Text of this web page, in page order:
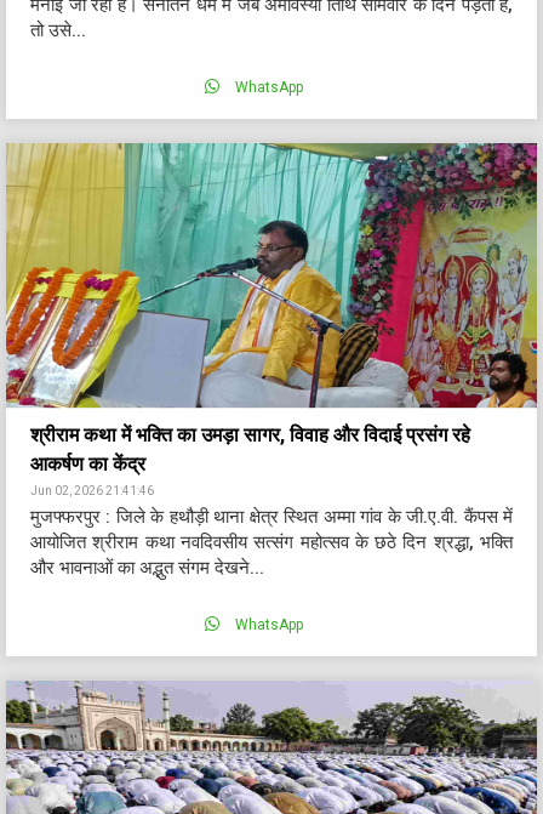
मनाई जा रही है। सनातन धर्म में जब अमावस्या तिथि सोमवार के दिन पड़ती है,
तो उसे...
WhatsApp
श्रीराम कथा में भक्ति का उमड़ा सागर, विवाह और विदाई प्रसंग रहे
आकर्षण का केंद्र
Jun 02, 2026 21:41:46
मुजफ्फरपुर : जिले के हथौड़ी थाना क्षेत्र स्थित अम्मा गांव के जी.ए.वी. कैंपस में
आयोजित श्रीराम कथा नवदिवसीय सत्संग महोत्सव के छठे दिन श्रद्धा, भक्ति
और भावनाओं का अद्भुत संगम देखने...
WhatsApp